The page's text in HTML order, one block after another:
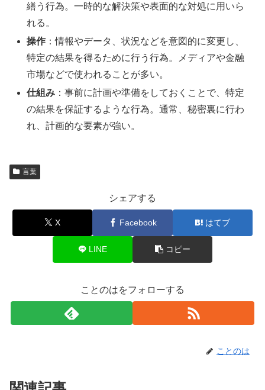
繕う行為。一時的な解決策や表面的な対処に用いら
れる。
操作 ：情報やデータ、状況などを意図的に変更し、
特定の結果を得るために行う行為。メディアや金融
市場などで使われることが多い。
仕組み ：事前に計画や準備をしておくことで、特定
の結果を保証するような行為。通常、秘密裏に行わ
れ、計画的な要素が強い。
言葉
シェアする
X Facebook はてブ
LINE コピー
ことのはをフォローする
ことのは